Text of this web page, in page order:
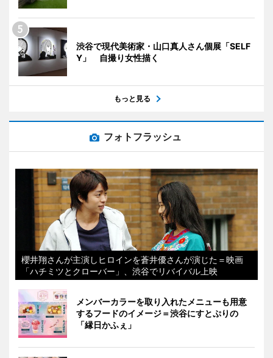
渋谷で現代美術家・山口真人さん個展「SELF
Y」 自撮り女性描く
もっと見る
フォトフラッシュ
櫻井翔さんが主演しヒロインを蒼井優さんが演じた＝映画
「ハチミツとクローバー」、渋谷でリバイバル上映
メンバーカラーを取り入れたメニューも用意
するフードのイメージ＝渋谷にすとぷりの
「縁日かふぇ」